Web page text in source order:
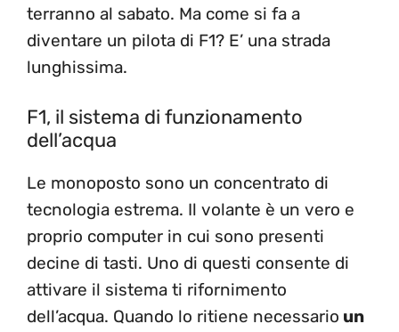
terranno al sabato. Ma come si fa a
diventare un pilota di F1? E’ una strada
lunghissima.
F1, il sistema di funzionamento
dell’acqua
Le monoposto sono un concentrato di
tecnologia estrema. Il volante è un vero e
proprio computer in cui sono presenti
decine di tasti. Uno di questi consente di
attivare il sistema ti rifornimento
dell’acqua. Quando lo ritiene necessario un